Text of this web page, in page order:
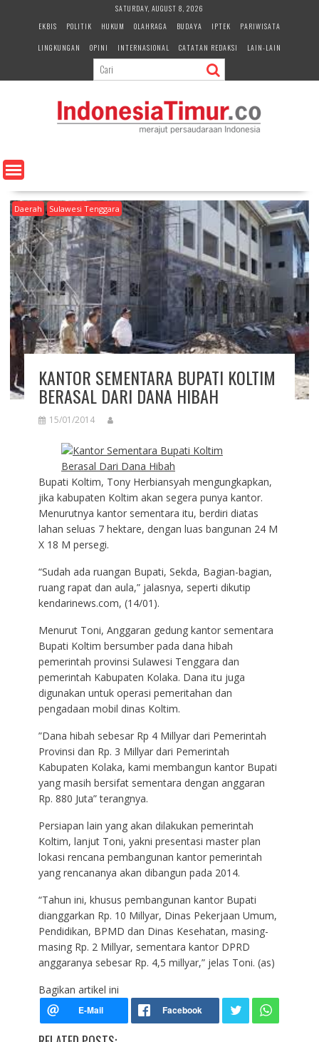
e
n
SATURDAY, AUGUST 8, 2026
EKBIS
POLITIK HUKUM OLAHRAGA BUDAYA IPTEK
PARIWISATA
LINGKUNGAN
OPINI INTERNASIONAL CATATAN REDAKSI LAIN-LAIN
Daerah Sulawesi Tenggara
KANTOR SEMENTARA BUPATI KOLTIM
BERASAL DARI DANA HIBAH
15/01/2014
Bupati Koltim, Tony Herbiansyah mengungkapkan,
jika kabupaten Koltim akan segera punya kantor.
Menurutnya kantor sementara itu, berdiri diatas
lahan seluas 7 hektare, dengan luas bangunan 24 M
X 18 M persegi.
“Sudah ada ruangan Bupati, Sekda, Bagian-bagian,
ruang rapat dan aula,” jalasnya, seperti dikutip
kendarinews.com, (14/01).
Menurut Toni, Anggaran gedung kantor sementara
Bupati Koltim bersumber pada dana hibah
pemerintah provinsi Sulawesi Tenggara dan
pemerintah Kabupaten Kolaka. Dana itu juga
digunakan untuk operasi pemeritahan dan
pengadaan mobil dinas Koltim.
”Dana hibah sebesar Rp 4 Millyar dari Pemerintah
Provinsi dan Rp. 3 Millyar dari Pemerintah
Kabupaten Kolaka, kami membangun kantor Bupati
yang masih bersifat sementara dengan anggaran
Rp. 880 Juta” terangnya.
Persiapan lain yang akan dilakukan pemerintah
Koltim, lanjut Toni, yakni presentasi master plan
lokasi rencana pembangunan kantor pemerintah
yang rencananya akan dibangun pada 2014.
“Tahun ini, khusus pembangunan kantor Bupati
dianggarkan Rp. 10 Millyar, Dinas Pekerjaan Umum,
Pendidikan, BPMD dan Dinas Kesehatan, masing-
masing Rp. 2 Millyar, sementara kantor DPRD
anggaranya sebesar Rp. 4,5 millyar,” jelas Toni. (as)
Bagikan artikel ini